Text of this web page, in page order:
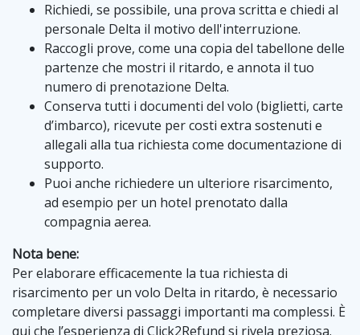
Richiedi, se possibile, una prova scritta e chiedi al
personale Delta il motivo dell'interruzione.
Raccogli prove, come una copia del tabellone delle
partenze che mostri il ritardo, e annota il tuo
numero di prenotazione Delta.
Conserva tutti i documenti del volo (biglietti, carte
d’imbarco), ricevute per costi extra sostenuti e
allegali alla tua richiesta come documentazione di
supporto.
Puoi anche richiedere un ulteriore risarcimento,
ad esempio per un hotel prenotato dalla
compagnia aerea.
Nota bene:
Per elaborare efficacemente la tua richiesta di
risarcimento per un volo Delta in ritardo, è necessario
completare diversi passaggi importanti ma complessi. È
qui che l’esperienza di Click2Refund si rivela preziosa.